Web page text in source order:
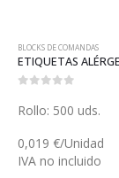
BLOCKS DE COMANDAS
Rollo: 500 uds.
0,019 €/Unidad
IVA no incluido